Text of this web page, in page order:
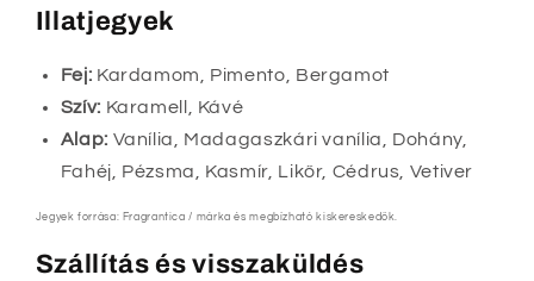
Illatjegyek
Fej: Kardamom, Pimento, Bergamot
Szív: Karamell, Kávé
Alap: Vanília, Madagaszkári vanília, Dohány,
Fahéj, Pézsma, Kasmír, Likőr, Cédrus, Vetiver
Jegyek forrása: Fragrantica / márka és megbízható kiskereskedők.
Szállítás és visszaküldés